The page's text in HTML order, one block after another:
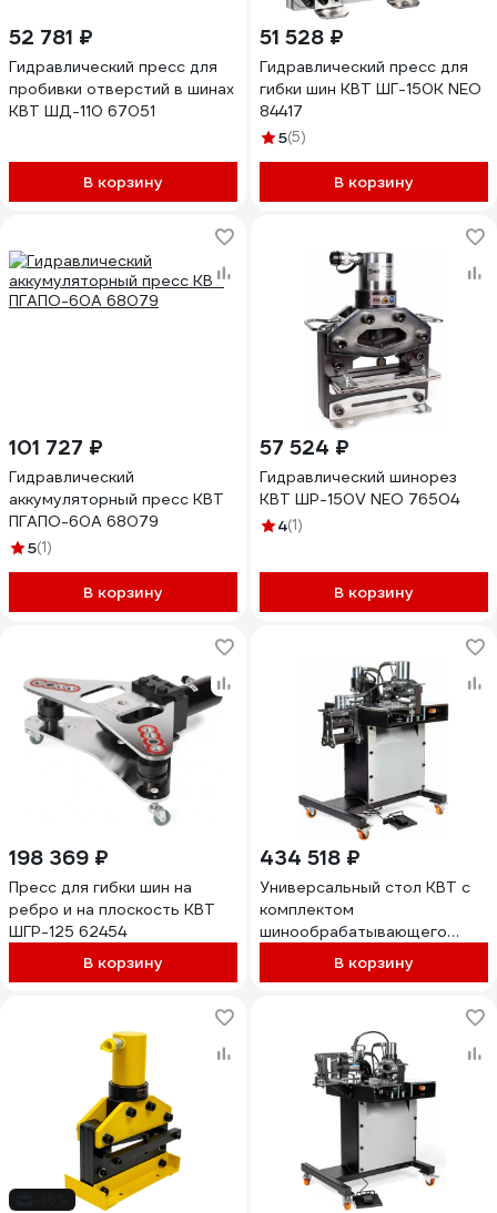
52 781 ₽
Гидравлический пресс для
пробивки отверстий в шинах
КВТ ШД-110 67051
В корзину
51 528 ₽
Гидравлический пресс для
гибки шин КВТ ШГ-150K NEO
84417
5(5)
В корзину
101 727 ₽
Гидравлический
аккумуляторный пресс КВТ
ПГАПО-60А 68079
5(1)
В корзину
57 524 ₽
Гидравлический шинорез
КВТ ШР-150V NEO 76504
4(1)
В корзину
198 369 ₽
Пресс для гибки шин на
ребро и на плоскость КВТ
ШГР-125 62454
В корзину
434 518 ₽
Универсальный стол КВТ с
комплектом
шинообрабатывающего
оборудования СШО-200
В корзину